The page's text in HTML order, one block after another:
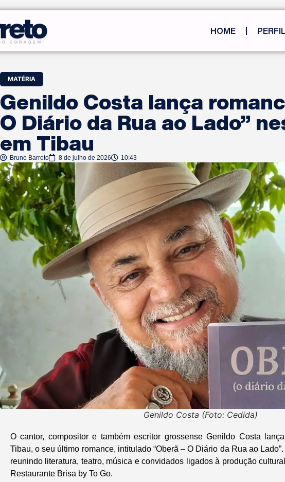
HOME PERFIL
MATÉRIA
Genildo Costa lança
O Diário da Rua ao Lado”
em Tibau
Bruno Barreto 8 de julho de 2026 10:43
Genildo Costa (Foto: Cedida)
O cantor, compositor e também escritor grossense Genildo Costa
Tibau, o seu último romance, intitulado “Oberã – O Diário da Rua ao
reunindo literatura, teatro, música e convidados ligados à produção
Restaurante Brisa by To Go.